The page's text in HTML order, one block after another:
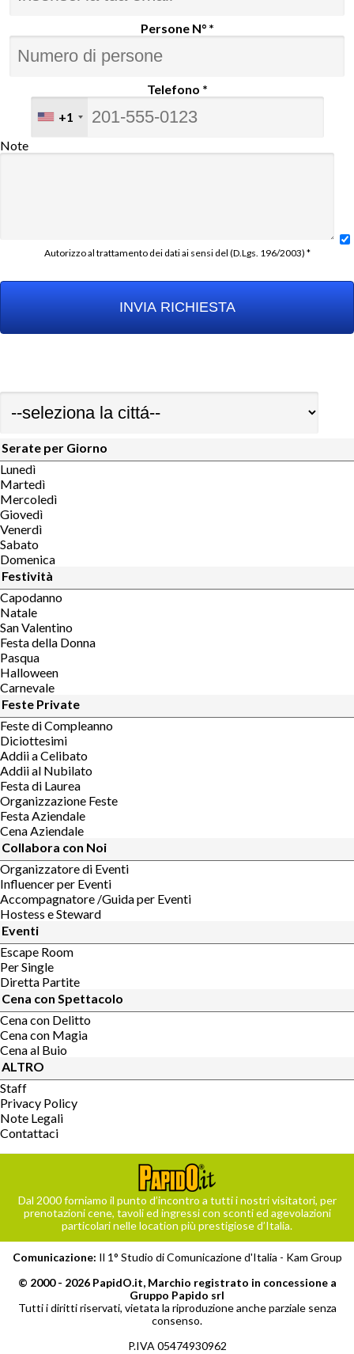
Persone N° *
Telefono *
+1
Note
Autorizzo al trattamento dei dati ai sensi del (D.Lgs. 196/2003) *
Serate per Giorno
Lunedì
Martedì
Mercoledì
Giovedì
Venerdì
Sabato
Domenica
Festività
Capodanno
Natale
San Valentino
Festa della Donna
Pasqua
Halloween
Carnevale
Feste Private
Feste di Compleanno
Diciottesimi
Addii a Celibato
Addii al Nubilato
Festa di Laurea
Organizzazione Feste
Festa Aziendale
Cena Aziendale
Collabora con Noi
Organizzatore di Eventi
Influencer per Eventi
Accompagnatore /Guida per Eventi
Hostess e Steward
Eventi
Escape Room
Per Single
Diretta Partite
Cena con Spettacolo
Cena con Delitto
Cena con Magia
Cena al Buio
ALTRO
Staff
Privacy Policy
Note Legali
Contattaci
Dal 2000 forniamo il punto d’incontro a tutti i nostri visitatori, per
prenotazioni cene, tavoli ed ingressi con sconti ed agevolazioni
particolari nelle location più prestigiose d’Italia.
Comunicazione: Il 1° Studio di Comunicazione d'Italia - Kam Group
© 2000 - 2026 PapidO.it, Marchio registrato in concessione a
Gruppo Papido srl
Tutti i diritti riservati, vietata la riproduzione anche parziale senza
consenso.
P.IVA 05474930962